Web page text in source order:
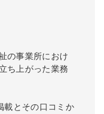
の事業所におけ
ち上がった業務
載とその口コミか